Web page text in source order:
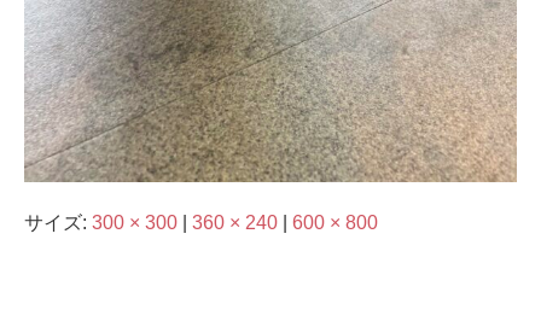
サイズ: 300 × 300 360 × 240 600 × 800